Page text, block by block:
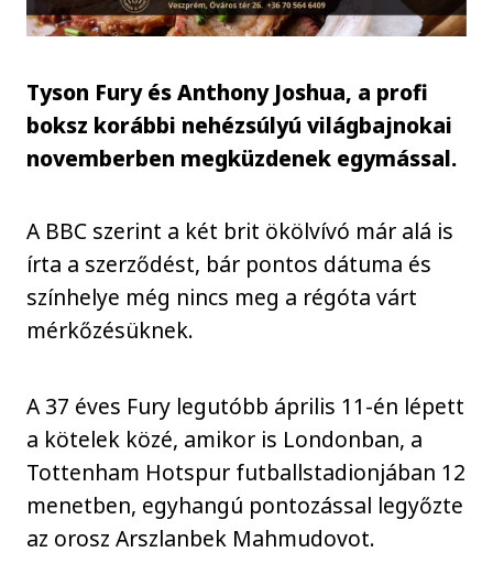
Tyson Fury és Anthony Joshua, a profi
boksz korábbi nehézsúlyú világbajnokai
novemberben megküzdenek egymással.
A BBC szerint a két brit ökölvívó már alá is
írta a szerződést, bár pontos dátuma és
színhelye még nincs meg a régóta várt
mérkőzésüknek.
A 37 éves Fury legutóbb április 11-én lépett
a kötelek közé, amikor is Londonban, a
Tottenham Hotspur futballstadionjában 12
menetben, egyhangú pontozással legyőzte
az orosz Arszlanbek Mahmudovot.